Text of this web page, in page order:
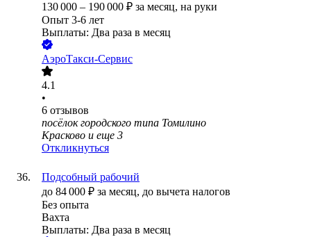
130 000 – 190 000 ₽ за месяц, на руки
Опыт 3-6 лет
Выплаты: Два раза в месяц
АэроТакси-Сервис
4.1
•
6 отзывов
посёлок городского типа Томилино
Красково и еще 3
Откликнуться
Подсобный рабочий
до 84 000 ₽ за месяц, до вычета налогов
Без опыта
Вахта
Выплаты: Два раза в месяц